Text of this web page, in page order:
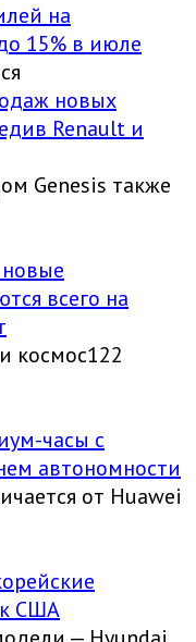
на
15% в июле
новых
Renault и
Genesis также
всего на
космос122
часы с
автономности
от Huawei
США